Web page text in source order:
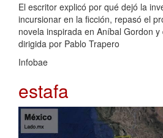
El escritor explicó por qué dejó la
incursionar en la ficción, repasó el
novela inspirada en Aníbal Gordon
dirigida por Pablo Trapero
Infobae
estafa